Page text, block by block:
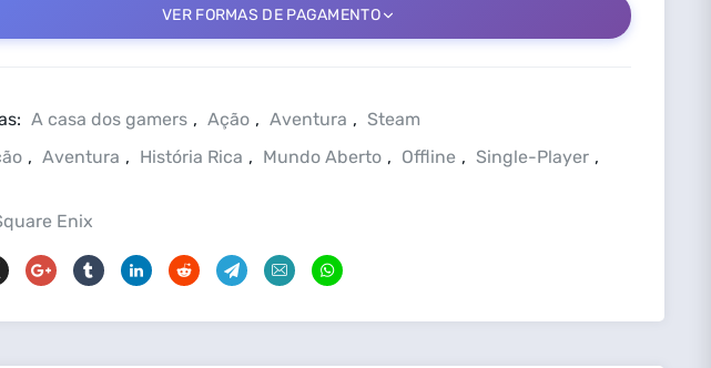
VER FORMAS DE PAGAMENTO
A casa dos gamers , Ação , Aventura , Steam
, Aventura , História Rica , Mundo Aberto , Offline , Single-Player ,
Enix